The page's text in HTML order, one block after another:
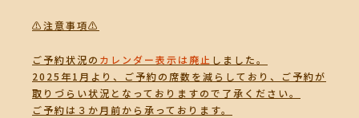
⚠️注意事項⚠️
ご予約状況の カレンダー表示は廃止 しました。
2025年1月より、ご予約の席数を減らしており、ご予約が
取りづらい状況となっておりますので了承ください。
ご予約は３か月前から承っております。